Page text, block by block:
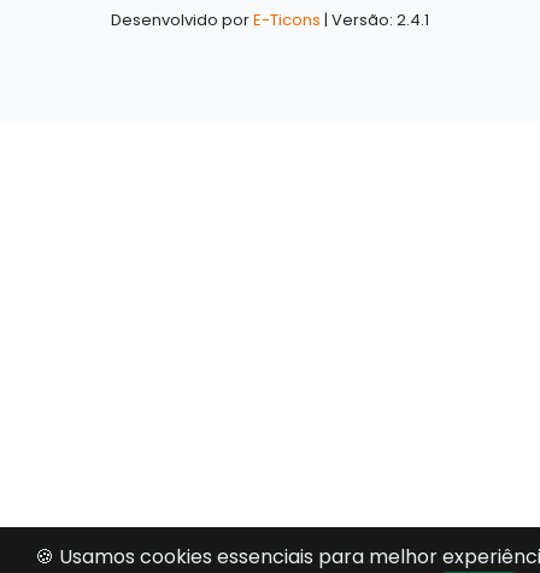
Desenvolvido porE-Ticons | Versão: 2.4.1
🍪 Usamos cookies essenciais para melhor